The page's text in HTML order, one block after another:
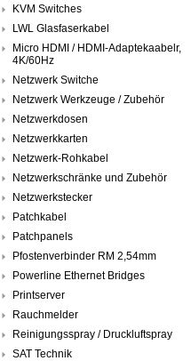
KVM Switches
LWL Glasfaserkabel
Micro HDMI / HDMI-Adaptekaabelr,
4K/60Hz
Netzwerk Switche
Netzwerk Werkzeuge / Zubehör
Netzwerkdosen
Netzwerkkarten
Netzwerk-Rohkabel
Netzwerkschränke und Zubehör
Netzwerkstecker
Patchkabel
Patchpanels
Pfostenverbinder RM 2,54mm
Powerline Ethernet Bridges
Printserver
Rauchmelder
Reinigungsspray / Druckluftspray
SAT Technik